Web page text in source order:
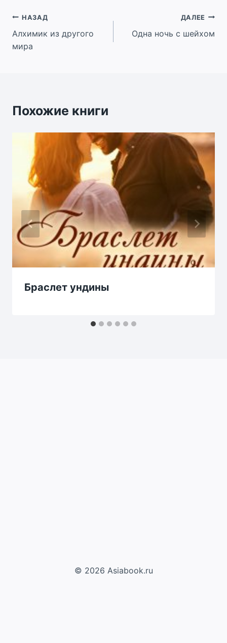
Навигация
по
НАЗАД
Алхимик из другого
мира
ДАЛЕЕ
Одна ночь с шейхом
Похожие книги
Браслет ундины
© 2026 Asiabook.ru